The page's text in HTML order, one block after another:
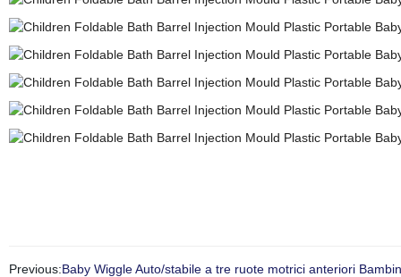
Previous:Baby Wiggle Auto/stabile a tre ruote motrici anteriori